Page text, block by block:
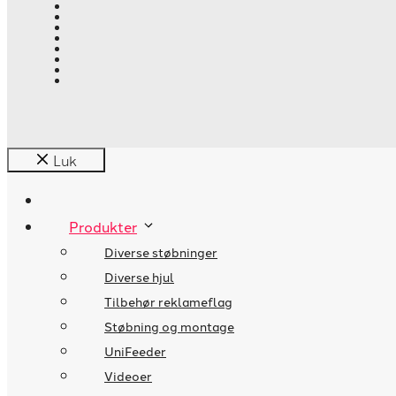
Luk
Produkter
Diverse støbninger
Diverse hjul
Tilbehør reklameflag
Støbning og montage
UniFeeder
Videoer